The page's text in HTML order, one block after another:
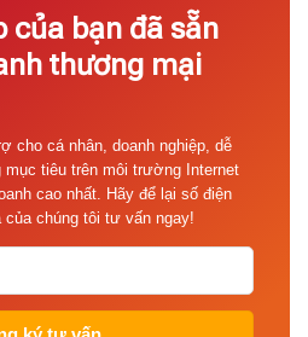
của bạn đã sẵn
thương mại
cho cá nhân, doanh nghiệp, dễ
mục tiêu trên môi trường Internet
cao nhất. Hãy để lại số điện
chúng tôi tư vấn ngay!